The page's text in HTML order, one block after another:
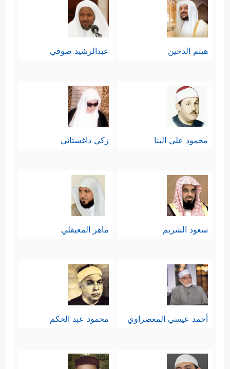
هيثم الدخين عبدالرشيد صوفي
محمود علي البنا زكي داغستاني
سعود الشريم ماهر المعيقلي
أحمد عيسي المعصراوي محمود عبد الحكم